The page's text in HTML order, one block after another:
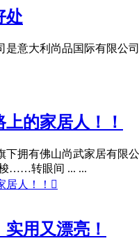
处
是意大利尚品国际有限公
的家居人！！
下拥有佛山尚武家居有限
……转眼间 ... ...

用又漂亮！